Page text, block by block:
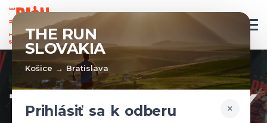
THE RUN
SLOVAKIA
Košice → Bratislava
×
Prihlásiť sa k odberu
TÍMY A VÝSLEDKY